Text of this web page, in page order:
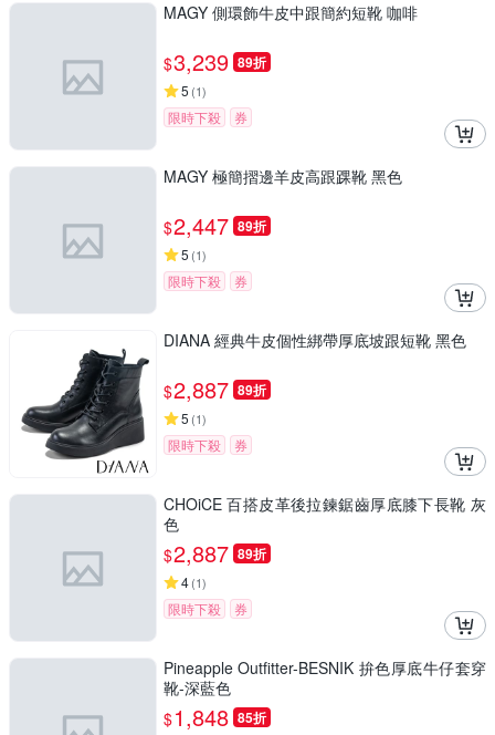
MAGY 側環飾牛皮中跟簡約短靴 咖啡
$3,239 89折
5 (1)
限時下殺 券
MAGY 極簡摺邊羊皮高跟踝靴 黑色
$2,447 89折
5 (1)
限時下殺 券
DIANA 經典牛皮個性綁帶厚底坡跟短靴 黑色
$2,887 89折
5 (1)
限時下殺 券
CHOiCE 百搭皮革後拉鍊鋸齒厚底膝下長靴 灰
色
$2,887 89折
4(1)
限時下殺 券
Pineapple Outfitter-BESNIK 拚色厚底牛仔套穿
靴-深藍色
$1,848 85折